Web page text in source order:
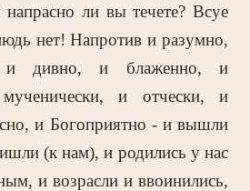
ли вы течете? Всуе
нет! Напротив и разумно,
и дивно, и блаженно, и
и отчески, и
и Богоприятно - и вышли
(к нам), и родились у нас
и возрасли и ввоинились,